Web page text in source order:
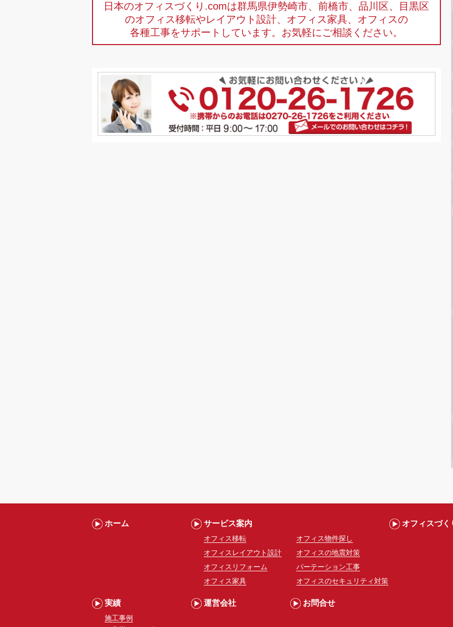
日本のオフィスづくり.comは群馬県伊勢崎市、前橋市、品川区、目黒区
のオフィス移転やレイアウト設計、オフィス家具、オフィスの
各種工事をサポートしています。お気軽にご相談ください。
ホーム サービス案内
オフィス移転
オフィス物件探し
オフィスレイアウト設計
オフィスの地震対策
オフィスリフォーム
パーテーション工事
オフィス家具
オフィスのセキュリティ対策
オフィスづく
実績
施工事例
運営会社 お問合せ